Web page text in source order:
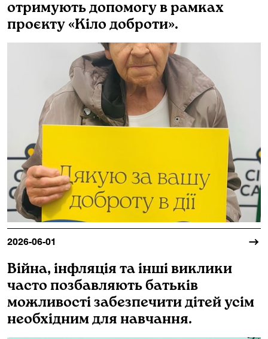
отримують допомогу в рамках
проєкту «Кіло доброти».
2026-06-01
Війна, інфляція та інші виклики
часто позбавляють батьків
можливості забезпечити дітей усім
необхідним для навчання.